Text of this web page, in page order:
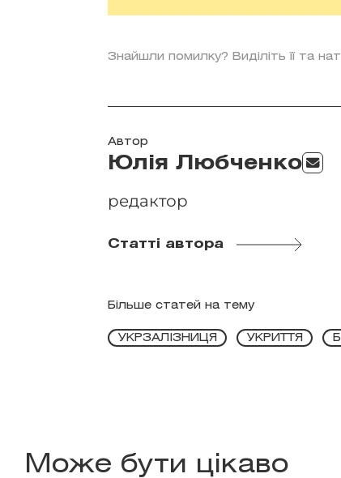
Знайшли помилку? Виділіть її та
Автор
Юлія Любченко
редактор
Статті автора
Більше статей на тему
УКРЗАЛІЗНИЦЯ УКРИТТЯ
Може бути цікаво